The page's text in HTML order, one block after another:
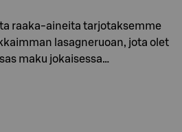
raaka-aineita tarjotaksemme
lasagneruoan, jota olet
maku jokaisessa…